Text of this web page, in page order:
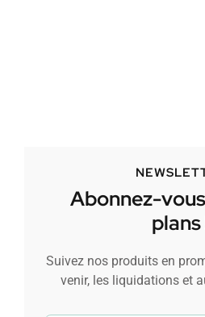
Abonnez-
plans
Suivez nos produits en
venir, les liquidations et